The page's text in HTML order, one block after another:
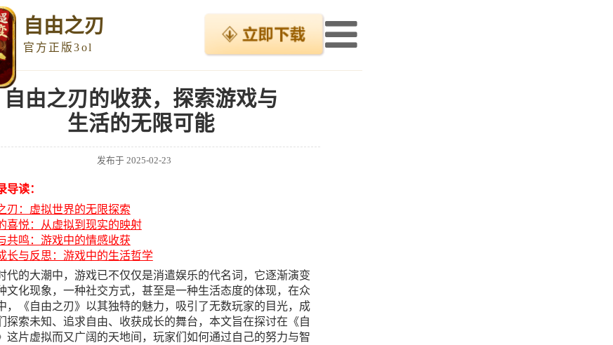
自由之刃
官方正版3ol
自由之刃的收获，探索游戏与
生活的无限可能
发布于 2025-02-23
导读：
刃：虚拟世界的无限探索
喜悦：从虚拟到现实的映射
共鸣：游戏中的情感收获
长与反思：游戏中的生活哲学
代的大潮中，游戏已不仅仅是消遣娱乐的代名词，它逐渐演变
文化现象，一种社交方式，甚至是一种生活态度的体现，在众
，《自由之刃》以其独特的魅力，吸引了无数玩家的目光，成
探索未知、追求自由、收获成长的舞台，本文旨在探讨在《自
这片虚拟而又广阔的天地间，玩家们如何通过自己的努力与智